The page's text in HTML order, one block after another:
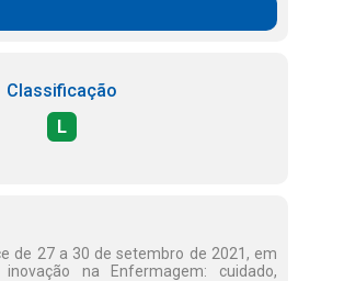
Classificação
L
de 27 a 30 de setembro de 2021, em
na Enfermagem: cuidado,